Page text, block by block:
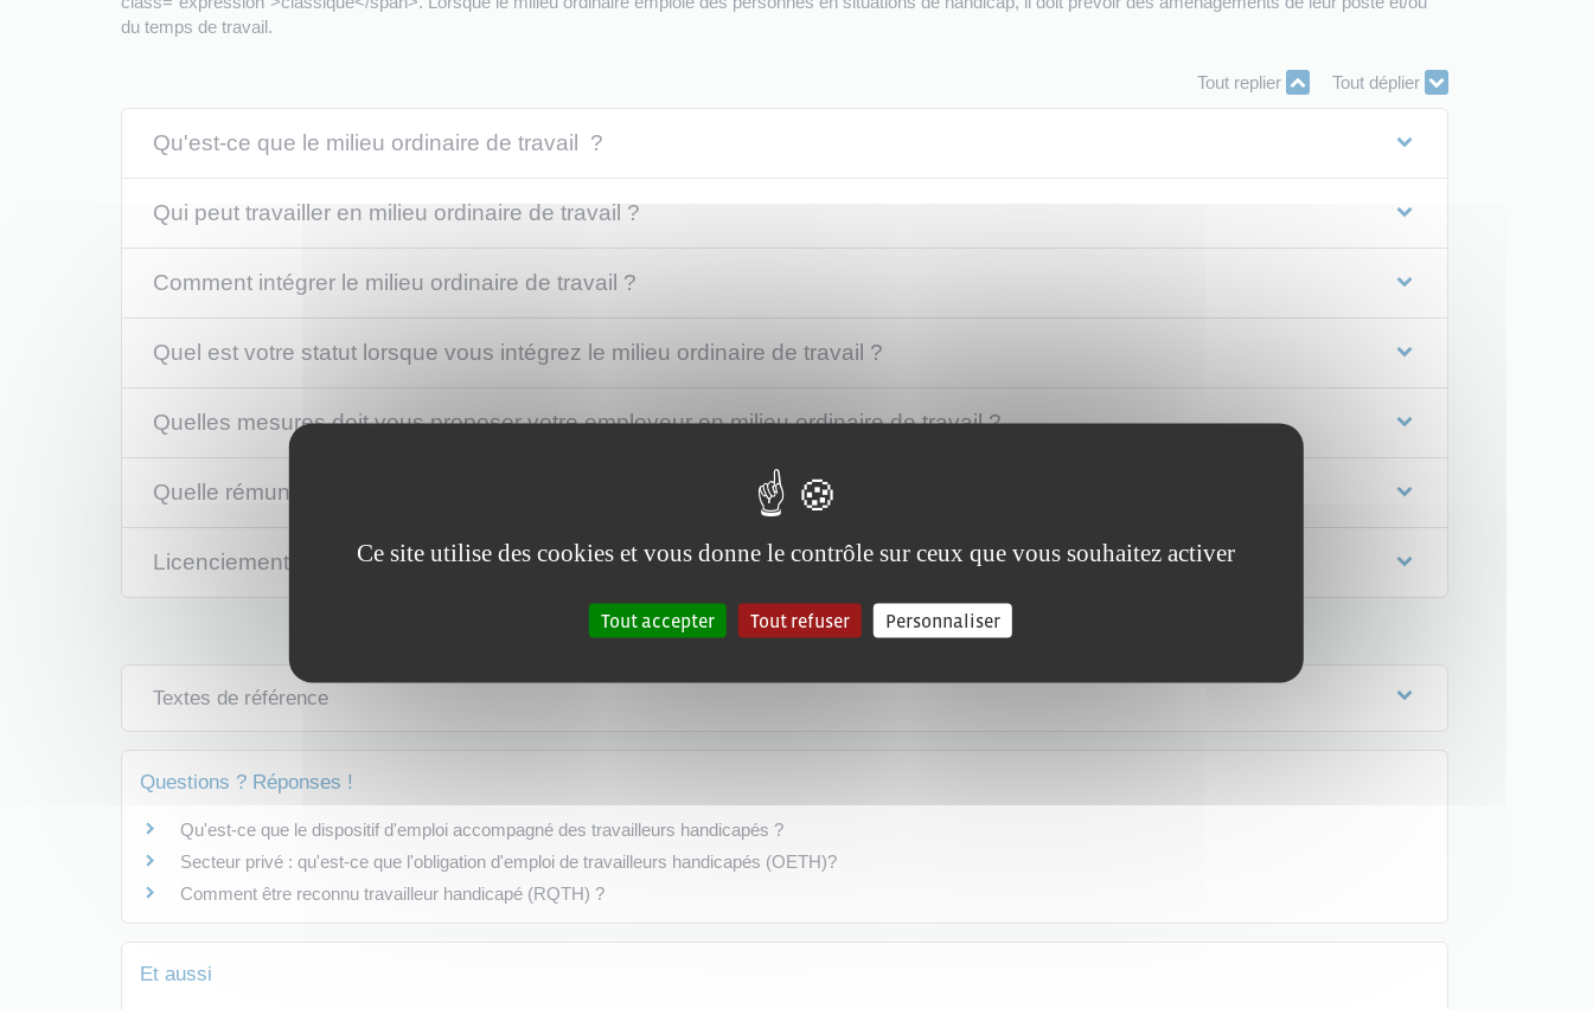
du temps de travail.
Tout replier Tout déplier
Qu'est-ce que le milieu ordinaire de travail ?
Qui peut travailler en milieu ordinaire de travail ?
Comment intégrer le milieu ordinaire de travail ?
Quel est votre statut lorsque vous intégrez le milieu ordinaire de travail ?
Quelles mesures doit vous proposer votre employeur en milieu ordinaire de travail ?
Quelle rémunération pouvez-vous toucher en milieu ordinaire de travail ?
Licenciement
Textes de référence
Questions ? Réponses !
Qu'est-ce que le dispositif d'emploi accompagné des travailleurs handicapés ?
Secteur privé : qu'est-ce que l'obligation d'emploi de travailleurs handicapés (OETH)?
Comment être reconnu travailleur handicapé (RQTH) ?
Et aussi
Ce site utilise des cookies et vous donne le contrôle sur ceux que vous souhaitez activer
Tout accepter Tout refuser Personnaliser